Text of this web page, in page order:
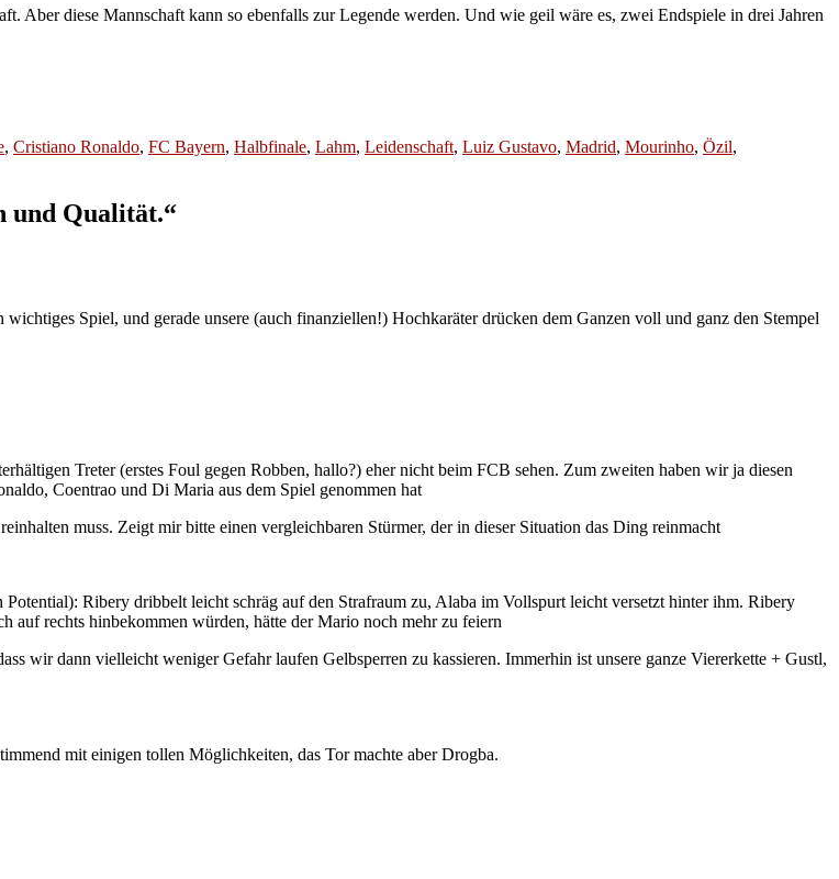
Aber diese Mannschaft kann so ebenfalls zur Legende werden. Und wie geil wäre es, zwei Endspiele in drei Jahren
, Cristiano Ronaldo, FC Bayern, Halbfinale, Lahm, Leidenschaft, Luiz Gustavo, Madrid, Mourinho, Özil,
und Qualität.“
Spiel, und gerade unsere (auch finanziellen!) Hochkaräter drücken dem Ganzen voll und ganz den Stempel
Treter (erstes Foul gegen Robben, hallo?) eher nicht beim FCB sehen. Zum zweiten haben wir ja diesen
Coentrao und Di Maria aus dem Spiel genommen hat
muss. Zeigt mir bitte einen vergleichbaren Stürmer, der in dieser Situation das Ding reinmacht
Ribery dribbelt leicht schräg auf den Strafraum zu, Alaba im Vollspurt leicht versetzt hinter ihm. Ribery
auf rechts hinbekommen würden, hätte der Mario noch mehr zu feiern
wir dann vielleicht weniger Gefahr laufen Gelbsperren zu kassieren. Immerhin ist unsere ganze Viererkette + Gustl,
mit einigen tollen Möglichkeiten, das Tor machte aber Drogba.